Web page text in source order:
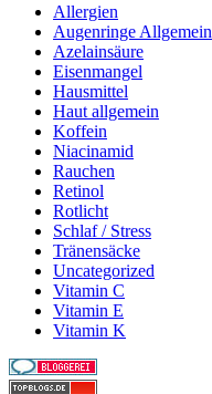
Allergien
Augenringe Allgemein
Azelainsäure
Eisenmangel
Hausmittel
Haut allgemein
Koffein
Niacinamid
Rauchen
Retinol
Rotlicht
Schlaf / Stress
Tränensäcke
Uncategorized
Vitamin C
Vitamin E
Vitamin K